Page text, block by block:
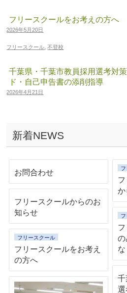
フリースクールをお考えの方へ
2026年5月20日
フリースクール ,不登校
千葉県・千葉市教員採用選考対
ド・自己申告書の添削指導
2026年4月21日
新着NEWS
お問合わせ
か
フリースクールからのお
知らせ
の
フリースクール
フリースクールをお考え
の方へ
千